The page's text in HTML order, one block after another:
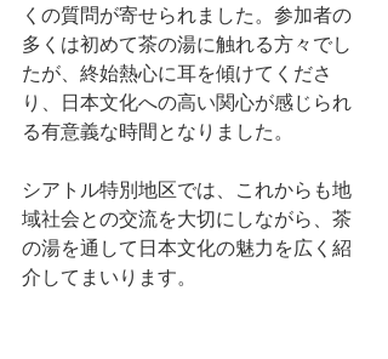
くの質問が寄せられました。参加者の
多くは初めて茶の湯に触れる方々でし
たが、終始熱心に耳を傾けてくださ
り、日本文化への高い関心が感じられ
る有意義な時間となりました。
シアトル特別地区では、これからも地
域社会との交流を大切にしながら、茶
の湯を通して日本文化の魅力を広く紹
介してまいります。